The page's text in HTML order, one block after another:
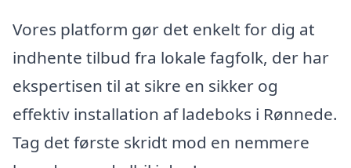
Vores platform gør det enkelt for dig at
indhente tilbud fra lokale fagfolk, der har
ekspertisen til at sikre en sikker og
effektiv installation af ladeboks i Rønnede.
Tag det første skridt mod en nemmere